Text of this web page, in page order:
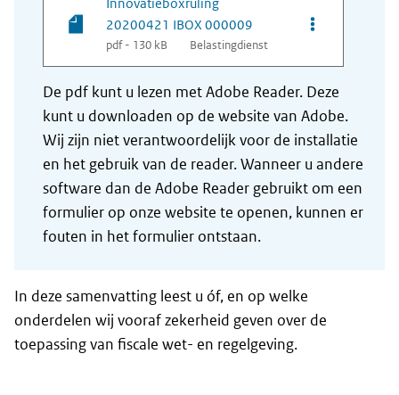
20200421 IBOX 000009
pdf - 130 kB Belastingdienst
Opties van
De pdf kunt u lezen met Adobe Reader. Deze
kunt u downloaden op de website van Adobe.
Wij zijn niet verantwoordelijk voor de installatie
en het gebruik van de reader. Wanneer u andere
software dan de Adobe Reader gebruikt om een
formulier op onze website te openen, kunnen er
fouten in het formulier ontstaan.
In deze samenvatting leest u óf, en op welke
onderdelen wij vooraf zekerheid geven over de
toepassing van fiscale wet- en regelgeving.